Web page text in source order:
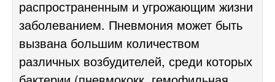
распространенным и угрожающим жизни
заболеванием. Пневмония может быть
вызвана большим количеством
различных возбудителей, среди которых